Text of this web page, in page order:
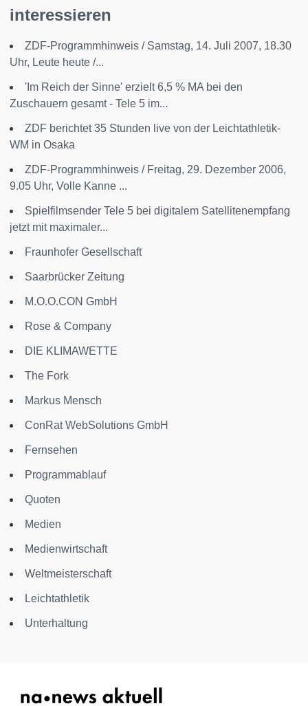
interessieren
ZDF-Programmhinweis / Samstag, 14. Juli 2007, 18.30
Uhr, Leute heute /...
'Im Reich der Sinne' erzielt 6,5 % MA bei den
Zuschauern gesamt - Tele 5 im...
ZDF berichtet 35 Stunden live von der Leichtathletik-
WM in Osaka
ZDF-Programmhinweis / Freitag, 29. Dezember 2006,
9.05 Uhr, Volle Kanne ...
Spielfilmsender Tele 5 bei digitalem Satellitenempfang
jetzt mit maximaler...
Fraunhofer Gesellschaft
Saarbrücker Zeitung
M.O.O.CON GmbH
Rose & Company
DIE KLIMAWETTE
The Fork
Markus Mensch
ConRat WebSolutions GmbH
Fernsehen
Programmablauf
Quoten
Medien
Medienwirtschaft
Weltmeisterschaft
Leichtathletik
Unterhaltung